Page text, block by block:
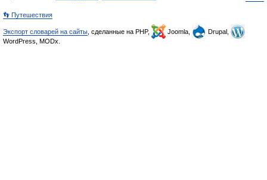
👣 Путешествия
Экспорт словарей на сайты , сделанные на PHP, Joomla,
Drupal,
WordPress, MODx.